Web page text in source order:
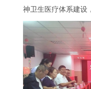
神卫生医疗体系建设